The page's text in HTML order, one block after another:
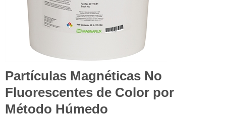
Partículas Magnéticas No
Fluorescentes de Color por
Método Húmedo